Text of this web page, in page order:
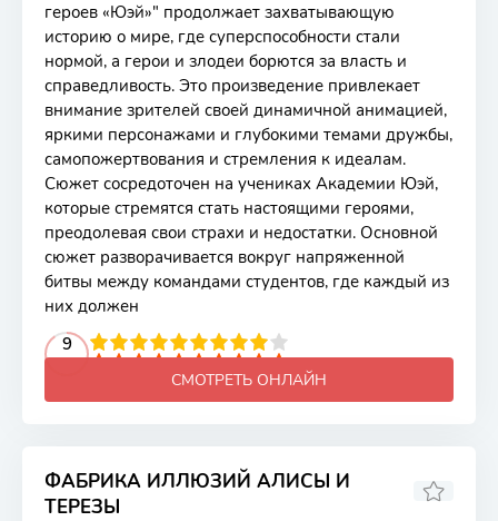
героев «Юэй»" продолжает захватывающую
историю о мире, где суперспособности стали
нормой, а герои и злодеи борются за власть и
справедливость. Это произведение привлекает
внимание зрителей своей динамичной анимацией,
яркими персонажами и глубокими темами дружбы,
самопожертвования и стремления к идеалам.
Сюжет сосредоточен на учениках Академии Юэй,
которые стремятся стать настоящими героями,
преодолевая свои страхи и недостатки. Основной
сюжет разворачивается вокруг напряженной
битвы между командами студентов, где каждый из
них должен
9
4 5 6 7 8 9 10
СМОТРЕТЬ ОНЛАЙН
ФАБРИКА ИЛЛЮЗИЙ АЛИСЫ И
ТЕРЕЗЫ